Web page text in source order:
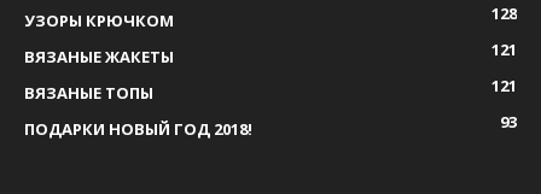
УЗОРЫ КРЮЧКОМ
128
ВЯЗАНЫЕ ЖАКЕТЫ
121
ВЯЗАНЫЕ ТОПЫ
121
ПОДАРКИ НОВЫЙ ГОД 2018!
93